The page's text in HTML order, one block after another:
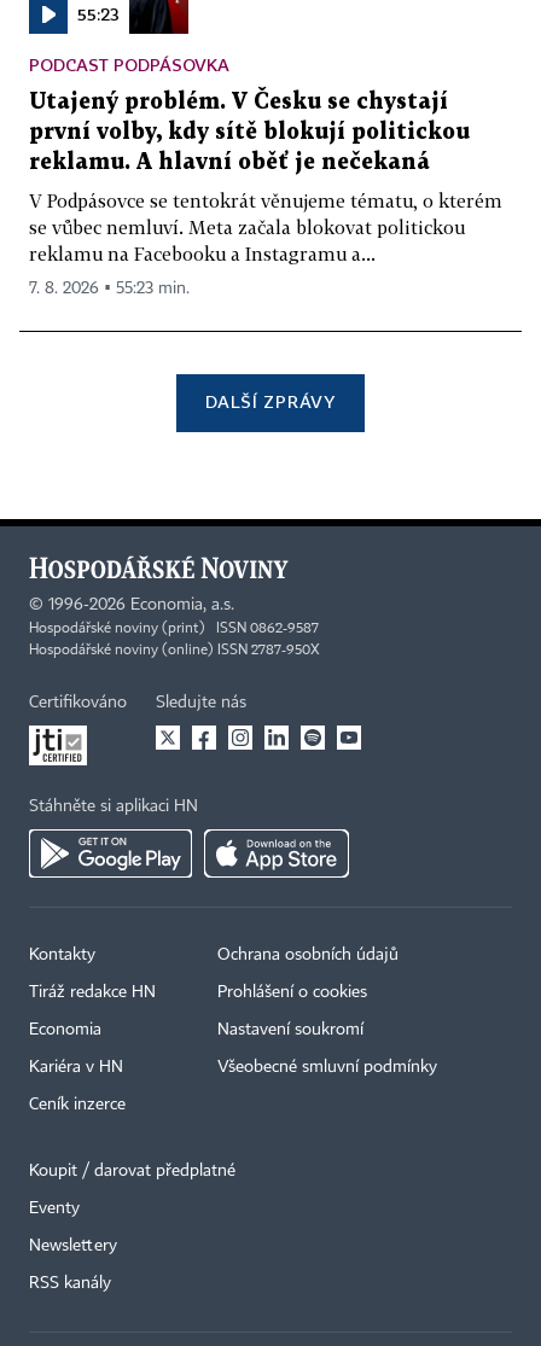
55:23
PODCAST PODPÁSOVKA
Utajený problém. V Česku se chystají
první volby, kdy sítě blokují politickou
reklamu. A hlavní oběť je nečekaná
V Podpásovce se tentokrát věnujeme tématu, o kterém
se vůbec nemluví. Meta začala blokovat politickou
reklamu na Facebooku a Instagramu a...
7. 8. 2026 ▪ 55:23 min.
DALŠÍ ZPRÁVY
© 1996-2026 Economia, a.s.
Hospodářské noviny (print) ISSN 0862-9587
Hospodářské noviny (online) ISSN 2787-950X
Certifikováno Sledujte nás
Stáhněte si aplikaci HN
Kontakty
Tiráž redakce HN
Economia
Kariéra v HN
Ceník inzerce
Ochrana osobních údajů
Prohlášení o cookies
Nastavení soukromí
Všeobecné smluvní podmínky
Koupit / darovat předplatné
Eventy
Newslettery
RSS kanály